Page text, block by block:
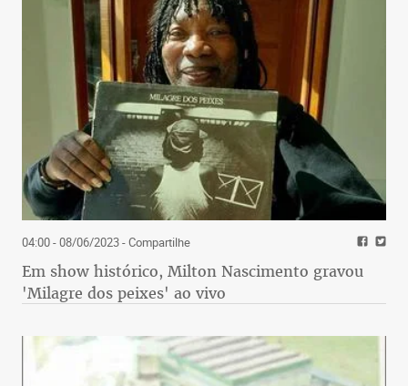
04:00 - 08/06/2023- Compartilhe
Em show histórico, Milton Nascimento gravou
'Milagre dos peixes' ao vivo